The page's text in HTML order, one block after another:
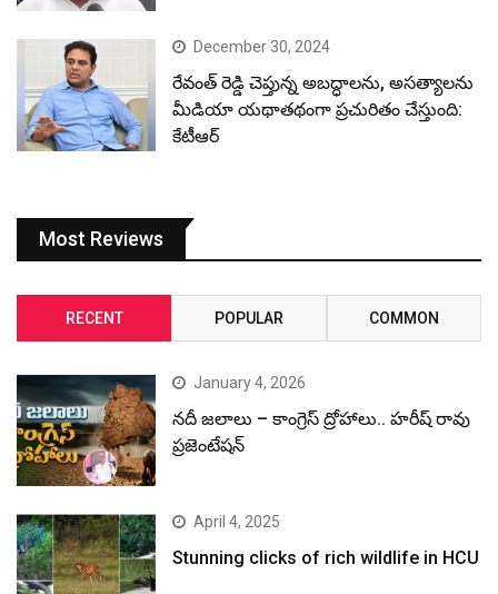
December 30, 2024
రేవంత్ రెడ్డి చెప్తున్న అబద్ధాలను, అసత్యాలను
మీడియా యథాతథంగా ప్రచురితం చేస్తుంది:
కేటీఆర్
Most Reviews
RECENT POPULAR COMMON
January 4, 2026
నదీ జలాలు – కాంగ్రెస్ ద్రోహాలు.. హరీష్ రావు
ప్రజెంటేషన్
April 4, 2025
Stunning clicks of rich wildlife in HCU